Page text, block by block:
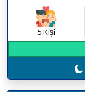
5 Kişi